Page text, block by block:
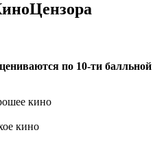
по 10-ти балльной
кино
кино